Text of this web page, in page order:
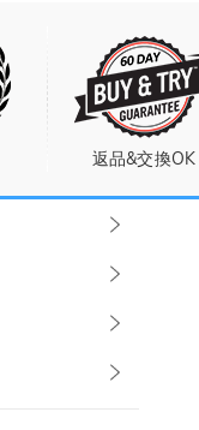
返品&交換OK